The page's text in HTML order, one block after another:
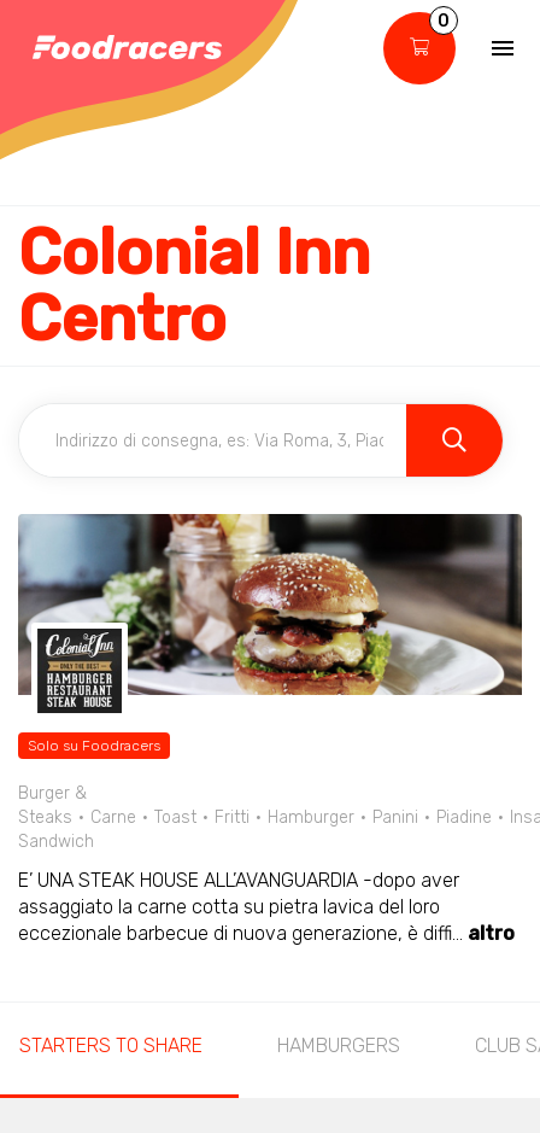
0
Colonial Inn
Centro
Solo su Foodracers
Burger &
Steaks
Carne Toast Fritti Hamburger Panini Piadine
Sandwich
E’ UNA STEAK HOUSE ALL’AVANGUARDIA -dopo aver
assaggiato la carne cotta su pietra lavica del loro
eccezionale barbecue di nuova generazione, è diffi... altro
STARTERS TO SHARE HAMBURGERS CLUB